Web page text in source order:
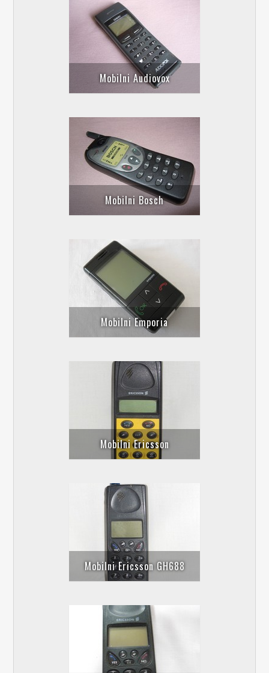
Mobilni Audiovox
Mobilni Bosch
Mobilni Emporia
Mobilni Ericsson
Mobilni Ericsson GH688